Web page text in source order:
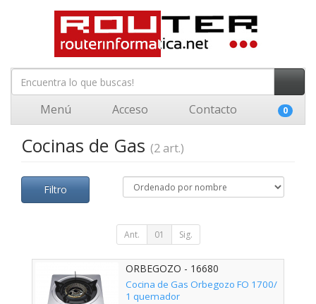
Menú Acceso Contacto 0
Cocinas de Gas (2 art.)
Filtro
Ant. 01 Sig.
ORBEGOZO - 16680
Cocina de Gas Orbegozo FO 1700/
1 quemador